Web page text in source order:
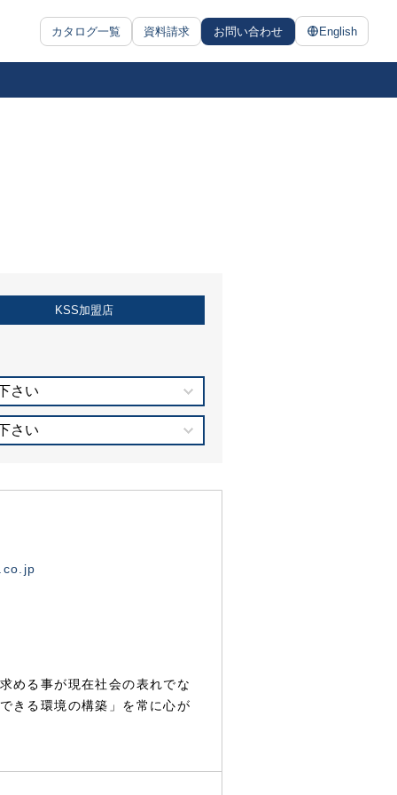
カタログ一覧 資料請求 お問い合わせ English
KSS加盟店
さい
さい
める事が現在社会の表れでな
きる環境の構築」を常に心が